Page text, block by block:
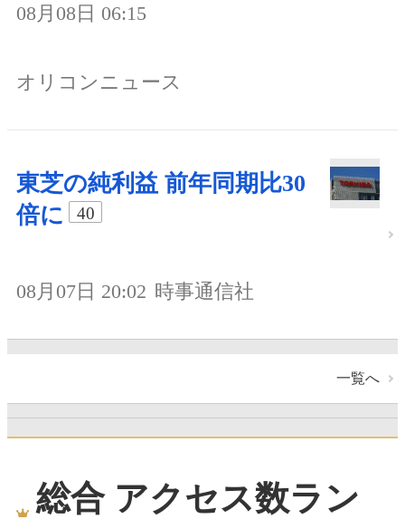
08月08日 06:15
オリコンニュース
東芝の純利益 前年同期比30
倍に
40
08月07日 20:02 時事通信社
一覧へ
総合 アクセス数ラン